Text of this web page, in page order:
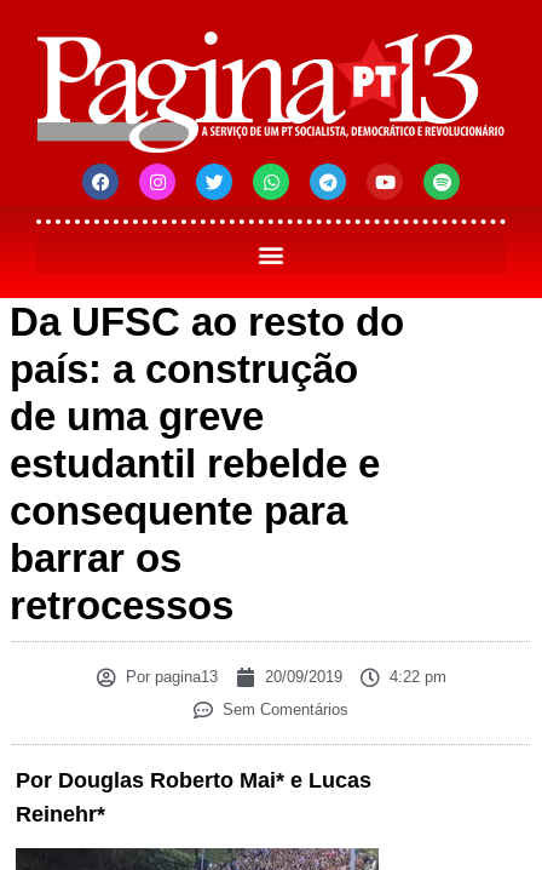
Da UFSC ao resto do
país: a construção
de uma greve
estudantil rebelde e
consequente para
barrar os
retrocessos
Porpagina13 20/09/2019
4:22 pm
Sem Comentários
Por Douglas Roberto Mai* e Lucas
Reinehr*